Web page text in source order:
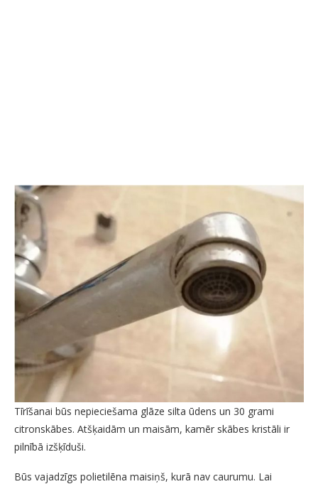
Tīrīšanai būs nepieciešama glāze silta ūdens un 30 grami
citronskābes. Atšķaidām un maisām, kamēr skābes kristāli ir
pilnībā izšķīduši.
Būs vajadzīgs polietilēna maisiņš, kurā nav caurumu. Lai